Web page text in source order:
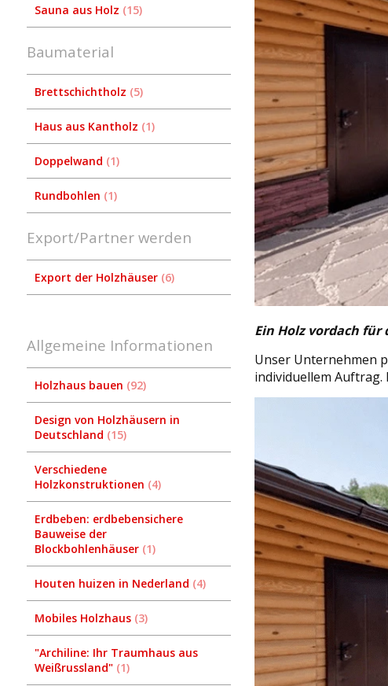
Sauna aus Holz 15
Baumaterial
Brettschichtholz 5
Haus aus Kantholz 1
Doppelwand 1
Rundbohlen 1
Export/Partner werden
Export der Holzhäuser 6
Allgemeine Informationen
Holzhaus bauen 92
Design von Holzhäusern in
Deutschland 15
Verschiedene
Holzkonstruktionen 4
Erdbeben: erdbebensichere
Bauweise der
Blockbohlenhäuser 1
Houten huizen in Nederland 4
Mobiles Holzhaus 3
"Archiline: Ihr Traumhaus aus
Weißrussland" 1
Ein Holz vordach für
Unser Unternehmen
individuellem